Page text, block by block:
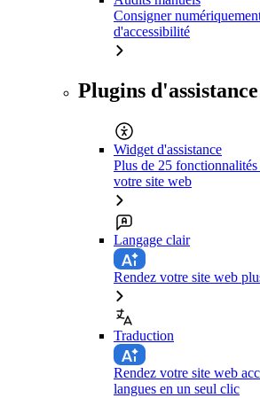
Consigner
d'accessibilité
Plugins d'assistance
Widget d'assistance
Plus de 25
votre site web
Langage clair
Rendez votre site web
Traduction
Rendez votre site web
langues en un seul clic